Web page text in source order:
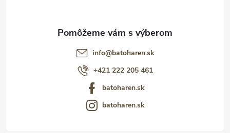
info@batoharen.sk
+421 222 205 461
batoharen.sk
batoharen.sk